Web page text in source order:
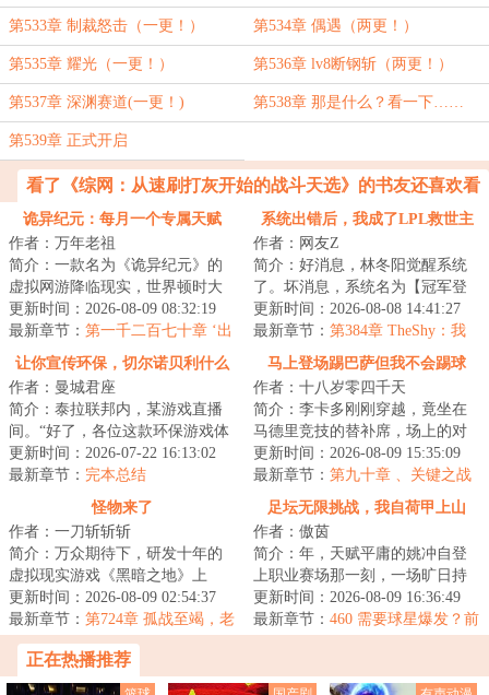
第533章 制裁怒击（一更！） 第534章 偶遇（两更！）
第535章 耀光（一更！） 第536章 lv8断钢斩（两更！）
第537章 深渊赛道(一更！) 第538章 那是什么？看一下……
第539章 正式开启
看了《综网：从速刷打灰开始的战斗天选》的书友还喜欢看
诡异纪元：每月一个专属天赋
作者：万年老祖
简介：一款名为《诡异纪元》的
虚拟网游降临现实，世界顿时大
乱，各地沦陷为诡异地区。每个
人扮演不同的身...
更新时间：2026-08-09 08:32:19
最新章节： 第一千二百七十章 ‘出
生’时的记忆？
系统出错后，我成了LPL救世主
作者：网友Z
简介：好消息，林冬阳觉醒系统
了。坏消息，系统名为【冠军登
峰系统】，只有击败冠军强敌才
解锁奖励。林冬...
更新时间：2026-08-08 14:41:27
最新章节： 第384章 TheShy：我
感觉到了，是他！
让你宣传环保，切尔诺贝利什么
鬼
作者：曼城君座
简介：泰拉联邦内，某游戏直播
间。“好了，各位这款环保游戏体
验到此结束，分及格，种土豆还
挺有意思的，...
更新时间：2026-07-22 16:13:02
最新章节： 完本总结
马上登场踢巴萨但我不会踢球
啊！
作者：十八岁零四千天
简介：李卡多刚刚穿越，竟坐在
马德里竞技的替补席，场上的对
手是巴塞罗那，正在懵逼中的李
卡多听到了主教...
更新时间：2026-08-09 15:35:09
最新章节： 第九十章 、关键之战
的胜利
怪物来了
作者：一刀斩斩斩
简介：万众期待下，研发十年的
虚拟现实游戏《黑暗之地》上
线，但高昂的售价让无数等待已
经的玩家心生退却...
更新时间：2026-08-09 02:54:37
最新章节： 第724章 孤战至竭，老
乡来援
足坛无限挑战，我自荷甲上山
作者：傲茵
简介：年，天赋平庸的姚冲自登
上职业赛场那一刻，一场旷日持
久无畏向前的系列挑战突然降
临。阿贾克斯：起...
更新时间：2026-08-09 16:36:49
最新章节： 460 需要球星爆发？前
正在热播推荐